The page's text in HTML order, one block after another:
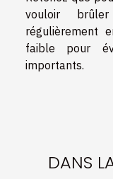
vouloir
régulièrement
faible pour
importants.
DANS